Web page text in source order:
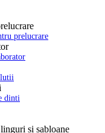
prelucrare
dinti
si sabloane